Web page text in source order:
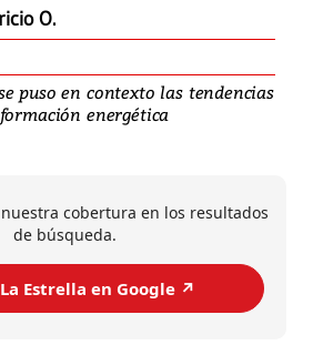
O.
puso en contexto las tendencias
energética
cobertura en los resultados
de búsqueda.
Estrella en Google ↗️